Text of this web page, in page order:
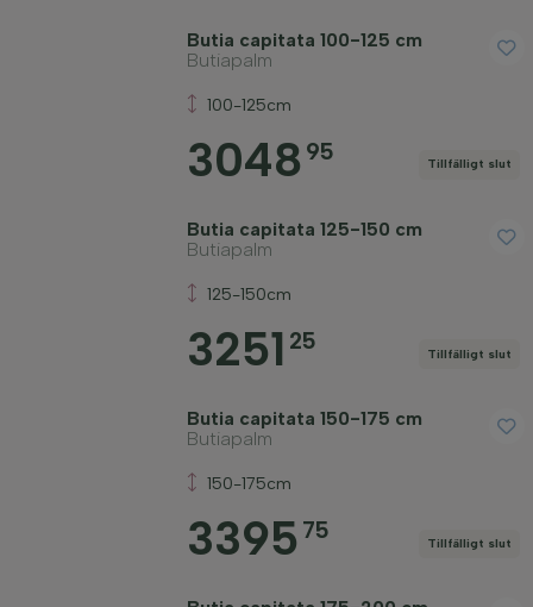
Butia capitata 100-125 cm
Butiapalm
100-125cm
3048 95 Tillfälligt slut
Butia capitata 125-150 cm
Butiapalm
125-150cm
3251 25 Tillfälligt slut
Butia capitata 150-175 cm
Butiapalm
150-175cm
3395 75 Tillfälligt slut